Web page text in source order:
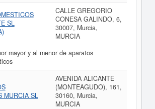
SL
CALLE GREGORIO
CONESA GALINDO, 6,
30007, Murcia,
MURCIA
mayor y al menor de aparatos
MURCIA SL
AVENIDA ALICANTE
(MONTEAGUDO), 161,
30160, Murcia,
MURCIA